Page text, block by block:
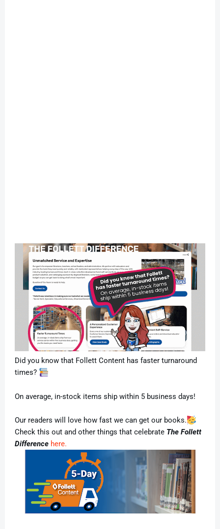
Did you know that Follett Content has faster turnaround
times?
On average, in-stock items ship within 5 business days!
Our readers will love how fast we can get our books.
Check this out and other things that celebrate The Follett
Difference here.